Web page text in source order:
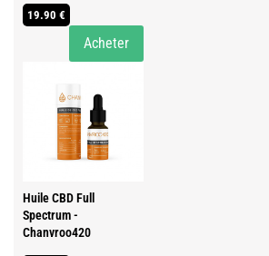
19.90 €
Acheter
Huile CBD Full
Spectrum -
Chanvroo420